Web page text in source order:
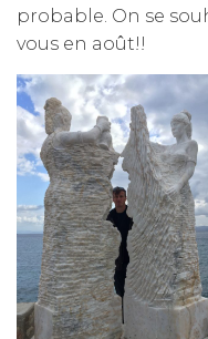
probable. On se
vous en août!!